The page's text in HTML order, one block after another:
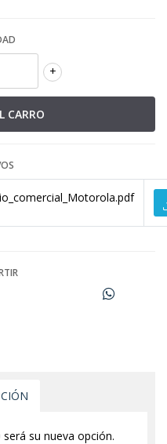
+
su nueva opción.